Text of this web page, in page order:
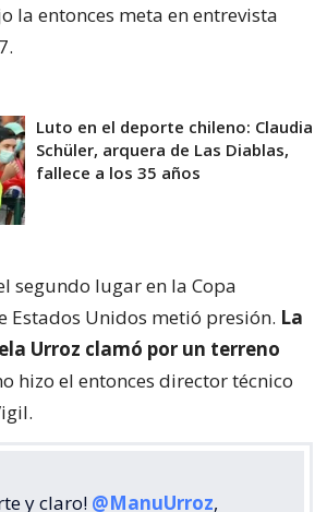
la entonces meta en entrevista
Luto en el deporte chileno: Claudia
Schüler, arquera de Las Diablas,
fallece a los 35 años
segundo lugar en la Copa
Estados Unidos metió presión. La
Urroz clamó por un terreno
hizo el entonces director técnico
y claro! @ManuUrroz,